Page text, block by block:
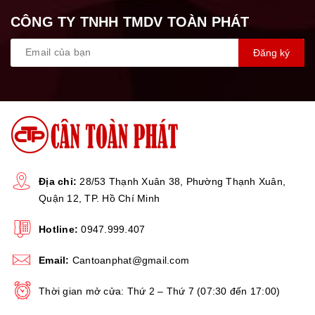
hiển thị
góc độ.
Sạc theo cân
Sạc điện 12V tích hợp theo
báo đầy)
Kích thước
bàn cân
Kích thước
50cm x 60cm x 95cm (rộng x
CÔNG TY TNHH TMDV TOÀN PHÁT
Đăng ký
Địa chỉ: 28/53 Thạnh Xuân 38, Phường Thạnh Xuân,
Quận 12, TP. Hồ Chí Minh
Hotline: 0947.999.407
Email: Cantoanphat@gmail.com
Thời gian mở cửa: Thứ 2 – Thứ 7 (07:30 đến 17:00)